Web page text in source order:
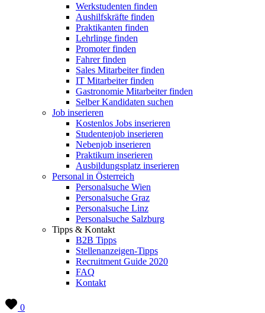
Werkstudenten finden
Aushilfskräfte finden
Praktikanten finden
Lehrlinge finden
Promoter finden
Fahrer finden
Sales Mitarbeiter finden
IT Mitarbeiter finden
Gastronomie Mitarbeiter finden
Selber Kandidaten suchen
Job inserieren
Kostenlos Jobs inserieren
Studentenjob inserieren
Nebenjob inserieren
Praktikum inserieren
Ausbildungsplatz inserieren
Personal in Österreich
Personalsuche Wien
Personalsuche Graz
Personalsuche Linz
Personalsuche Salzburg
Tipps & Kontakt
B2B Tipps
Stellenanzeigen-Tipps
Recruitment Guide 2020
FAQ
Kontakt
0